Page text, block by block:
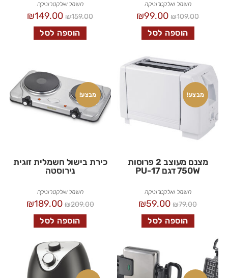
חשמל ואלקטרוניקה
₪109.00
₪99.00
הוספה לסל
חשמל ואלקטרוניקה
₪159.00
₪149.00
הוספה לסל
מבצע!
מצנם מעוצב 2 פרוסות
750W דגם PU-17
חשמל ואלקטרוניקה
₪79.00
₪59.00
הוספה לסל
מבצע!
כירת בישול חשמלית זוגית
נירוסטה
חשמל ואלקטרוניקה
₪209.00
₪189.00
הוספה לסל